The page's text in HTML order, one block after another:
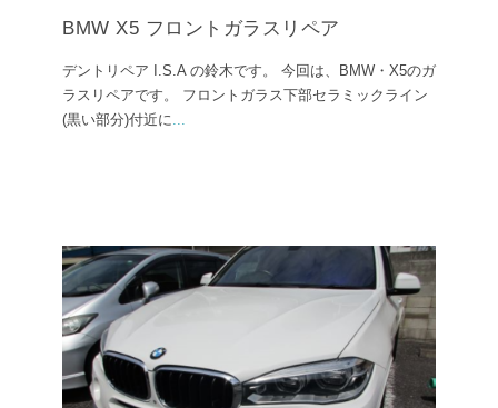
BMW X5 フロントガラスリペア
デントリペア I.S.A の鈴木です。 今回は、BMW・X5のガ
ラスリペアです。 フロントガラス下部セラミックライン
(黒い部分)付近に...